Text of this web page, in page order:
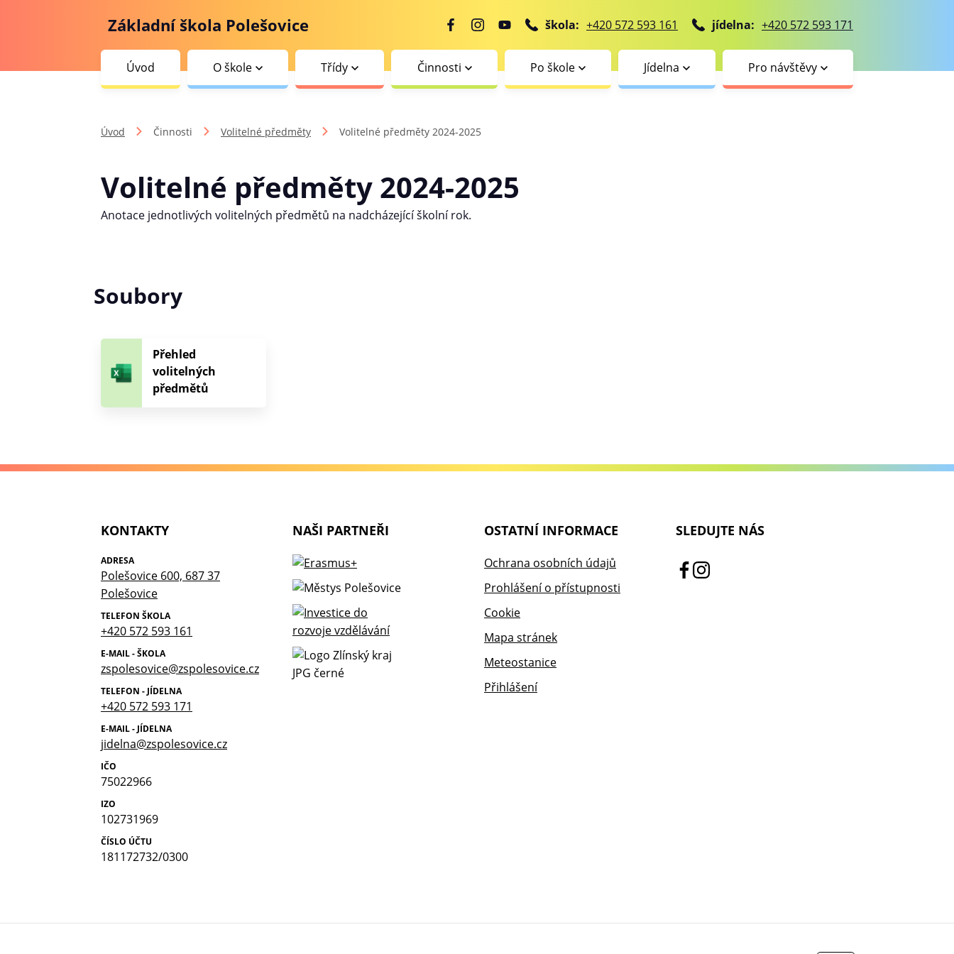
Základní škola Polešovice škola: +420 572 593 161 jídelna: +420 572 593 171
Úvod O škole Třídy Činnosti Po škole Jídelna Pro návštěvy
Úvod Činnosti Volitelné předměty Volitelné předměty 2024-2025
Volitelné předměty 2024-2025
Anotace jednotlivých volitelných předmětů na nadcházející školní rok.
Soubory
Přehled
volitelných
předmětů
KONTAKTY
ADRESA
Polešovice 600, 687 37
Polešovice
TELEFON ŠKOLA
+420 572 593 161
E-MAIL - ŠKOLA
zspolesovice@zspolesovice.cz
TELEFON - JÍDELNA
+420 572 593 171
E-MAIL - JÍDELNA
jidelna@zspolesovice.cz
IČO
75022966
IZO
102731969
ČÍSLO ÚČTU
181172732/0300
NAŠI PARTNEŘI OSTATNÍ INFORMACE
Ochrana osobních údajů
Prohlášení o přístupnosti
Cookie
Mapa stránek
Meteostanice
Přihlášení
SLEDUJTE NÁS